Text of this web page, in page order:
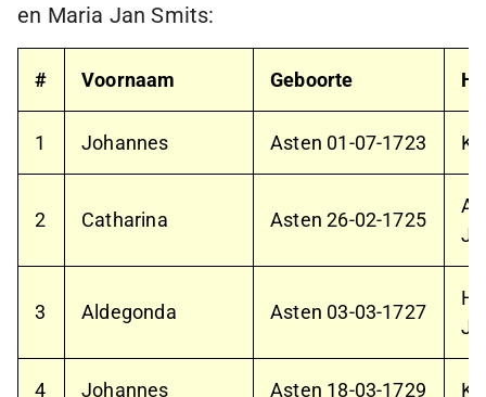
en Maria Jan Smits:
# Voornaam Geboorte
1 Johannes Asten 01-07-1723
2 Catharina Asten26-02-1725
3 Aldegonda Asten 03-03-1727
4 Johannes Asten 18-03-1729